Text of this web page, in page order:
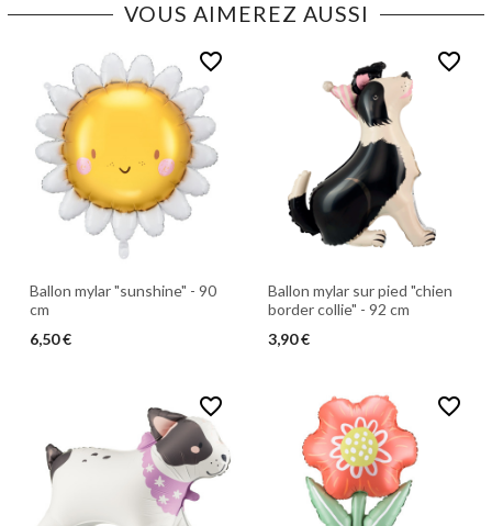
VOUS AIMEREZ AUSSI
favorite_border
Ballon mylar "sunshine" - 90
cm
6,50 €
favorite_border
Ballon mylar sur pied "chien
border collie" - 92 cm
3,90 €
favorite_border favorite_border